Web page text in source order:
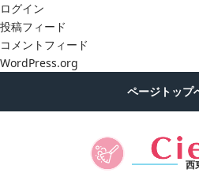
ログイン
投稿フィード
コメントフィード
WordPress.org
西